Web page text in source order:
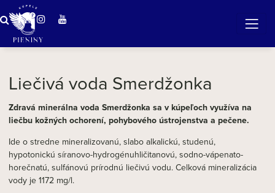
Liečivá voda Smerdžonka
Zdravá minerálna voda Smerdžonka sa v kúpeľoch využíva na
liečbu kožných ochorení, pohybového ústrojenstva a pečene.
Ide o stredne mineralizovanú, slabo alkalickú, studenú,
hypotonickú síranovo-hydrogénuhličitanovú, sodno-vápenato-
horečnatú, sulfánovú prírodnú liečivú vodu. Celková mineralizácia
vody je 1172 mg/l.